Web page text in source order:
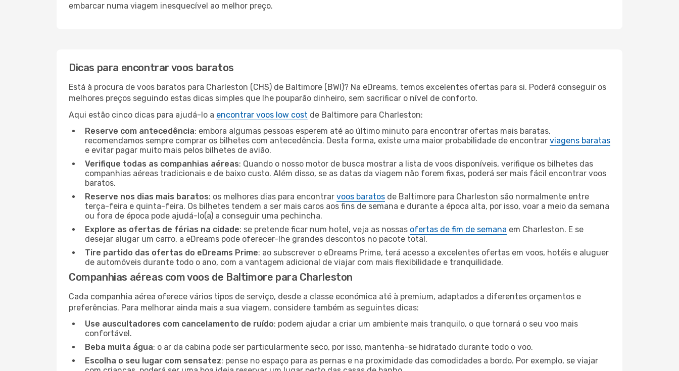
embarcar numa viagem inesquecível ao melhor preço.
Dicas para encontrar voos baratos
Está à procura de voos baratos para Charleston (CHS) de Baltimore (BWI)? Na eDreams, temos excelentes ofertas para si. Poderá conseguir os
melhores preços seguindo estas dicas simples que lhe pouparão dinheiro, sem sacrificar o nível de conforto.
Aqui estão cinco dicas para ajudá-lo a encontrar voos low cost de Baltimore para Charleston:
Reserve com antecedência: embora algumas pessoas esperem até ao último minuto para encontrar ofertas mais baratas,
recomendamos sempre comprar os bilhetes com antecedência. Desta forma, existe uma maior probabilidade de encontrar viagens baratas
e evitar pagar muito mais pelos bilhetes de avião.
Verifique todas as companhias aéreas: Quando o nosso motor de busca mostrar a lista de voos disponíveis, verifique os bilhetes das
companhias aéreas tradicionais e de baixo custo. Além disso, se as datas da viagem não forem fixas, poderá ser mais fácil encontrar voos
baratos.
Reserve nos dias mais baratos: os melhores dias para encontrar voos baratos de Baltimore para Charleston são normalmente entre
terça-feira e quinta-feira. Os bilhetes tendem a ser mais caros aos fins de semana e durante a época alta, por isso, voar a meio da semana
ou fora de época pode ajudá-lo(a) a conseguir uma pechincha.
Explore as ofertas de férias na cidade: se pretende ficar num hotel, veja as nossas ofertas de fim de semana em Charleston. E se
desejar alugar um carro, a eDreams pode oferecer-lhe grandes descontos no pacote total.
Tire partido das ofertas do eDreams Prime: ao subscrever o eDreams Prime, terá acesso a excelentes ofertas em voos, hotéis e aluguer
de automóveis durante todo o ano, com a vantagem adicional de viajar com mais flexibilidade e tranquilidade.
Companhias aéreas com voos de Baltimore para Charleston
Cada companhia aérea oferece vários tipos de serviço, desde a classe económica até à premium, adaptados a diferentes orçamentos e
preferências. Para melhorar ainda mais a sua viagem, considere também as seguintes dicas:
Use auscultadores com cancelamento de ruído: podem ajudar a criar um ambiente mais tranquilo, o que tornará o seu voo mais
confortável.
Beba muita água: o ar da cabina pode ser particularmente seco, por isso, mantenha-se hidratado durante todo o voo.
Escolha o seu lugar com sensatez: pense no espaço para as pernas e na proximidade das comodidades a bordo. Por exemplo, se viajar